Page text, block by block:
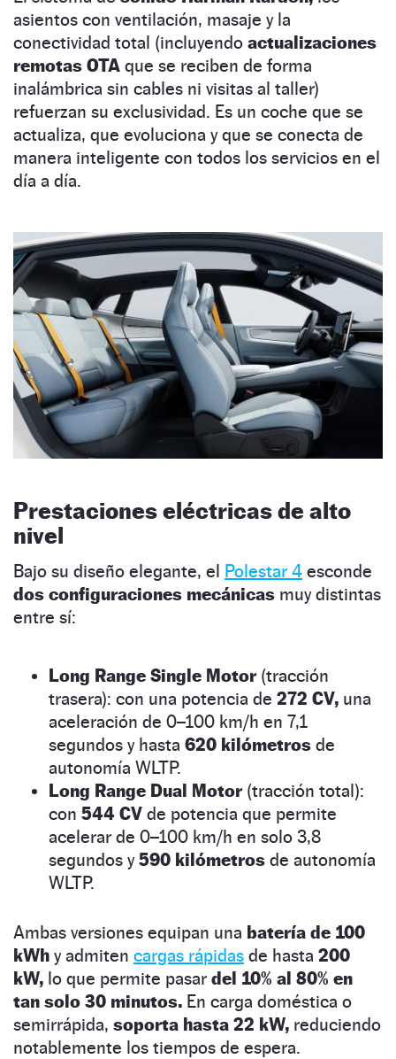
asientos con ventilación, masaje y la
conectividad total (incluyendo actualizaciones
remotas OTA que se reciben de forma
inalámbrica sin cables ni visitas al taller)
refuerzan su exclusividad. Es un coche que se
actualiza, que evoluciona y que se conecta de
manera inteligente con todos los servicios en el
día a día.
Prestaciones eléctricas de alto
nivel
Bajo su diseño elegante, el Polestar 4 esconde
dos configuraciones mecánicas muy distintas
entre sí:
Long Range Single Motor(tracción
trasera): con una potencia de 272 CV, una
aceleración de 0–100 km/h en 7,1
segundos y hasta 620 kilómetros de
autonomía WLTP.
Long Range Dual Motor(tracción total):
con 544 CV de potencia que permite
acelerar de 0–100 km/h en solo 3,8
segundos y590 kilómetros de autonomía
WLTP.
Ambas versiones equipan una batería de 100
kWh y admiten cargas rápidas de hasta 200
kW, lo que permite pasar del 10% al 80% en
tan solo 30 minutos. En carga doméstica o
semirrápida, soporta hasta 22 kW, reduciendo
notablemente los tiempos de espera.